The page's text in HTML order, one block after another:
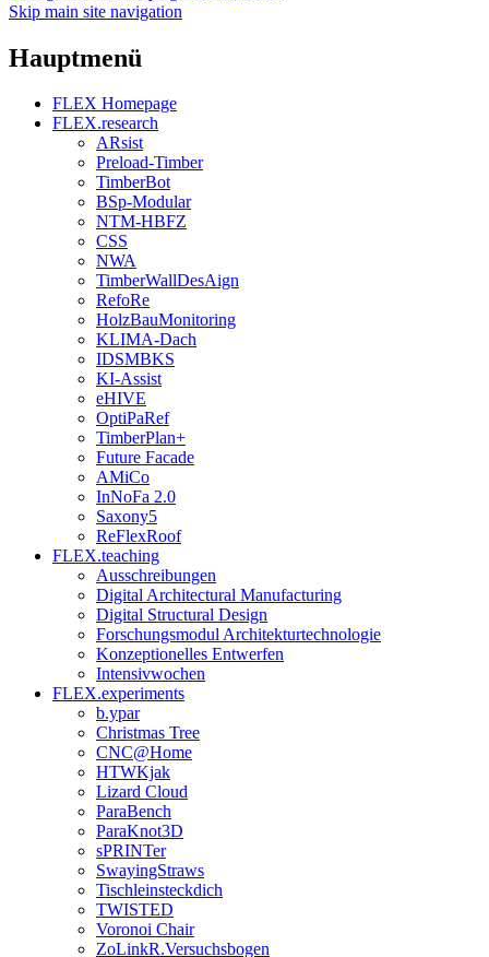
Skip main site navigation
Hauptmenü
FLEX Homepage
FLEX.research
ARsist
Preload-Timber
TimberBot
BSp-Modular
NTM-HBFZ
CSS
NWA
TimberWallDesAign
RefoRe
HolzBauMonitoring
KLIMA-Dach
IDSMBKS
KI-Assist
eHIVE
OptiPaRef
TimberPlan+
Future Facade
AMiCo
InNoFa 2.0
Saxony5
ReFlexRoof
FLEX.teaching
Ausschreibungen
Digital Architectural Manufacturing
Digital Structural Design
Forschungsmodul Architekturtechnologie
Konzeptionelles Entwerfen
Intensivwochen
FLEX.experiments
b.ypar
Christmas Tree
CNC@Home
HTWKjak
Lizard Cloud
ParaBench
ParaKnot3D
sPRINTer
SwayingStraws
Tischleinsteckdich
TWISTED
Voronoi Chair
ZoLinkR.Versuchsbogen